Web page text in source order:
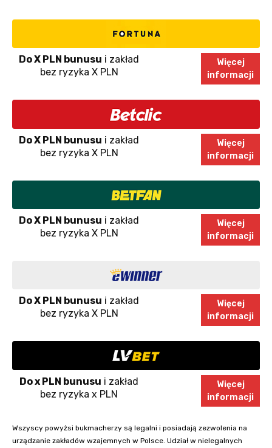
Do X PLN bunusu i zakład
bez ryzyka X PLN
Więcej
informacji
Do X PLN bunusu i zakład
bez ryzyka X PLN
Więcej
informacji
Do X PLN bunusu i zakład
bez ryzyka X PLN
Więcej
informacji
Do X PLN bunusu i zakład
bez ryzyka X PLN
Więcej
informacji
Do x PLN bunusu i zakład
bez ryzyka x PLN
Więcej
informacji
Wszyscy powyżsi bukmacherzy są legalni i posiadają zezwolenia na
urządzanie zakładów wzajemnych w Polsce. Udział w nielegalnych